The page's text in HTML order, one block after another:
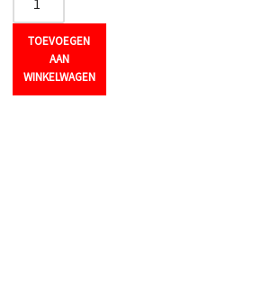
TOEVOEGEN
AAN
WINKELWAGEN